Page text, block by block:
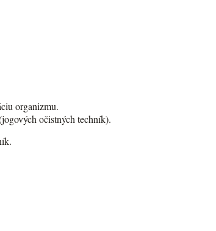
organizmu.
očistných techník).